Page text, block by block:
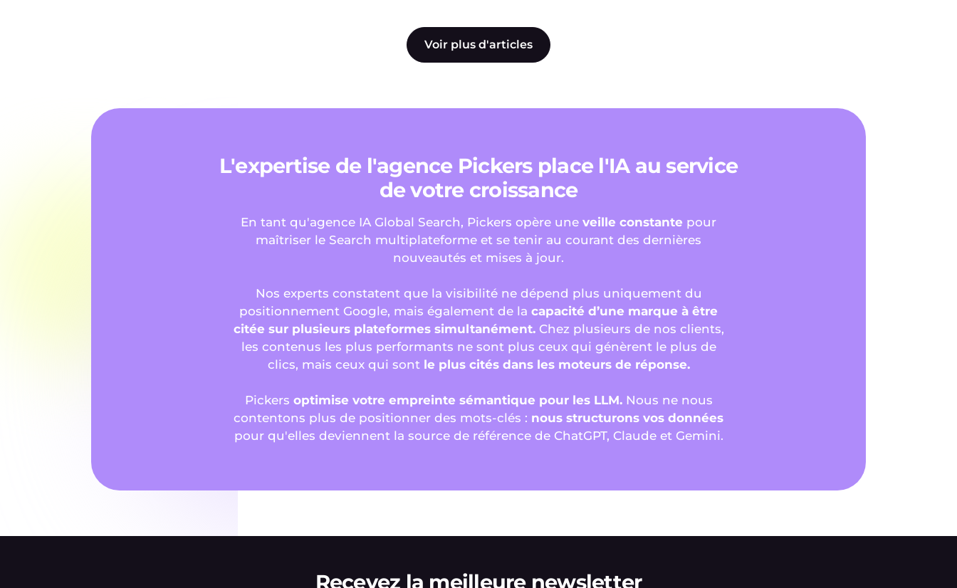
Voir plus d'articles
L'expertise de l'agence Pickers place l'IA au service
de votre croissance
En tant qu'agence IA Global Search, Pickers opère une veille constante pour
maîtriser le Search multiplateforme et se tenir au courant des dernières
nouveautés et mises à jour.
Nos experts constatent que la visibilité ne dépend plus uniquement du
positionnement Google, mais également de la capacité d’une marque à être
citée sur plusieurs plateformes simultanément. Chez plusieurs de nos clients,
les contenus les plus performants ne sont plus ceux qui génèrent le plus de
clics, mais ceux qui sont le plus cités dans les moteurs de réponse.
Pickers optimise votre empreinte sémantique pour les LLM.Nous ne nous
contentons plus de positionner des mots-clés : nous structurons vos données
pour qu'elles deviennent la source de référence de ChatGPT, Claude et Gemini.
Recevez la meilleure newsletter